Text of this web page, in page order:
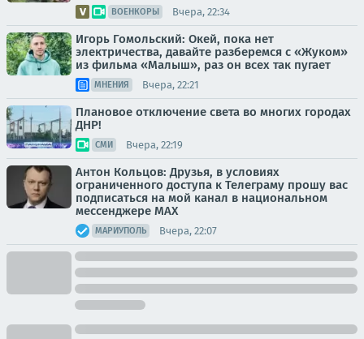
ВОЕНКОРЫ Вчера, 22:34
Игорь Гомольский: Окей, пока нет
электричества, давайте разберемся с «Жуком»
из фильма «Малыш», раз он всех так пугает
МНЕНИЯ Вчера, 22:21
Плановое отключение света во многих городах
ДНР!
СМИ Вчера, 22:19
Антон Кольцов: Друзья, в условиях
ограниченного доступа к Телеграму прошу вас
подписаться на мой канал в национальном
мессенджере МАХ
МАРИУПОЛЬ Вчера, 22:07